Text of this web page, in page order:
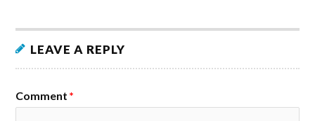
LEAVE A REPLY
Comment *